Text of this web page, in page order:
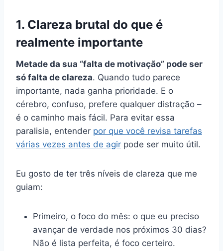
1. Clareza brutal do que é
realmente importante
Metade da sua “falta de motivação” pode ser
só falta de clareza. Quando tudo parece
importante, nada ganha prioridade. E o
cérebro, confuso, prefere qualquer distração –
é o caminho mais fácil. Para evitar essa
paralisia, entender por que você revisa tarefas
várias vezes antes de agir pode ser muito útil.
Eu gosto de ter três níveis de clareza que me
guiam:
Primeiro, o foco do mês: o que eu preciso
avançar de verdade nos próximos 30 dias?
Não é lista perfeita, é foco certeiro.